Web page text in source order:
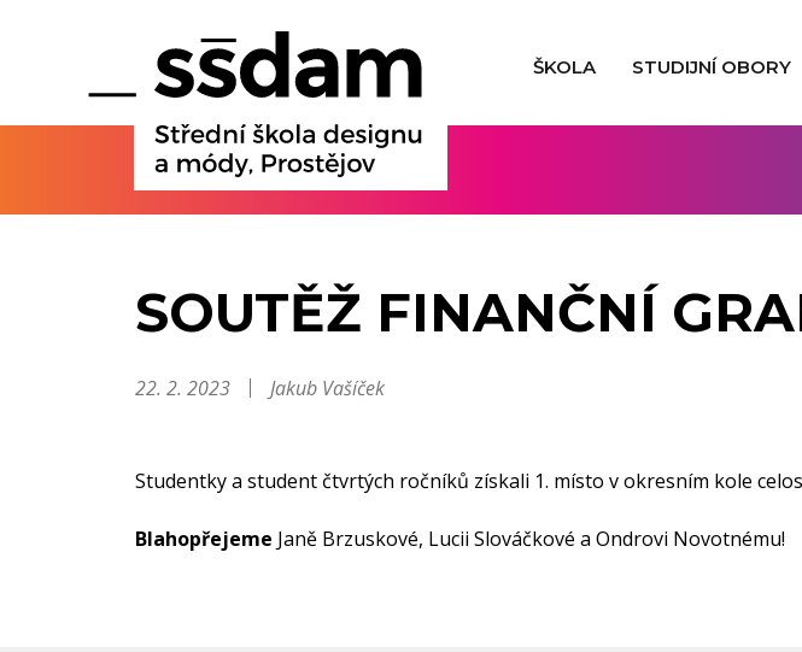
ŠKOLA STUDIJNÍ OBORY
SOUTĚŽ FINANČNÍ
22. 2. 2023 Jakub Vašíček
Studentky a student čtvrtých ročníků získali 1. místo v okresním kole
Blahopřejeme Janě Brzuskové, Lucii Slováčkové a Ondrovi Novotnému!